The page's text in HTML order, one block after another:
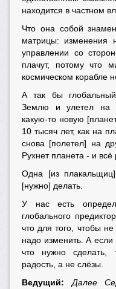
находится в частном
Что она собой
матрицы: изменения
управлении со
плачут, потому что
космическом корабле
А так бы
Землю и улетел на
какую-то новую
10 тысяч лет, как на
снова [полетел] на
Рухнет планета - и всё
Одна [из
[нужно] делать.
У нас есть
глобального
что для того, чтобы
надо изменить. А
что нужно сделать,
радость, а не слёзы.
Ведущий:
Далее